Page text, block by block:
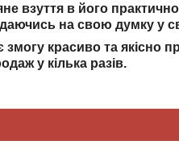
взуття в його
на свою думку у
красиво та якісно
у кілька разів.